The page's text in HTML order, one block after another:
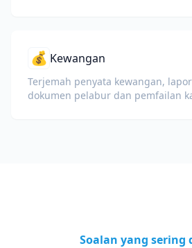
💰 Kewangan
Terjemah penyata kewangan,
dokumen pelabur dan pemfailan
Soalan yang sering